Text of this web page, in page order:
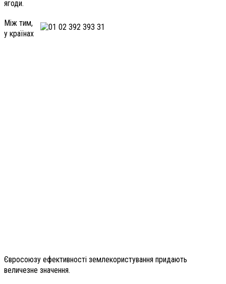
ягоди.
Між тим,
у країнах
Євросоюзу ефективності землекористування придають
величезне значення.